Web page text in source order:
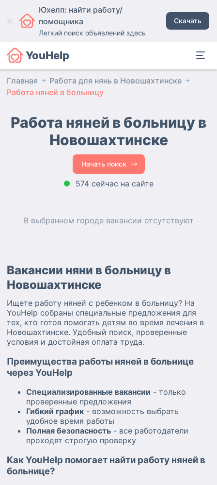
Юхелп: найти работу/
помощника
Легкий поиск объявлений здесь
Скачать
YouHelp
Главная
Работа для нянь в Новошахтинске
Работа няней в больницу
Работа няней в больницу в
Новошахтинске
Начать поиск
574 сейчас на сайте
В выбранном городе вакансии отсутствуют
Вакансии няни в больницу в
Новошахтинске
Ищете работу няней с ребенком в больницу? На
YouHelp собраны специальные предложения для
тех, кто готов помогать детям во время лечения в
Новошахтинске. Удобный поиск, проверенные
условия и достойная оплата труда.
Преимущества работы няней в больнице
через YouHelp
Специализированные вакансии - только
проверенные предложения
Гибкий график - возможность выбрать
удобное время работы
Полная безопасность - все работодатели
проходят строгую проверку
Как YouHelp помогает найти работу няней в
больнице?